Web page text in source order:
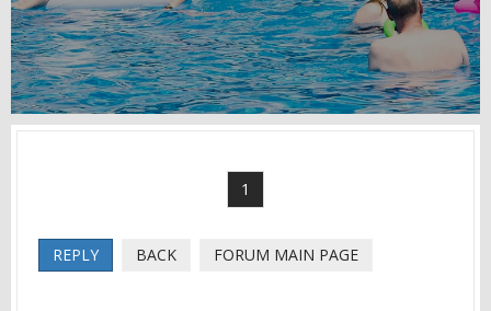
1
REPLY BACK FORUM MAIN PAGE